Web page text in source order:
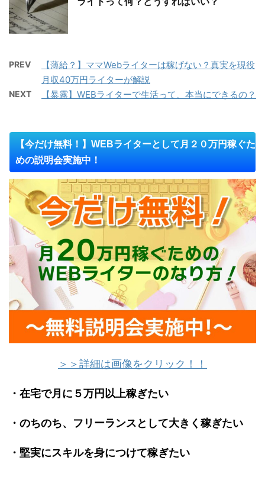
PREV
【薄給？】ママWebライターは稼げない？真実を現役
月収40万円ライターが解説
NEXT 【暴露】WEBライターで生活って、本当にできるの？
【今だけ無料！】WEBライターとして月２０万円稼ぐた
めの説明会実施中！
＞＞詳細は画像をクリック！！
・在宅で月に５万円以上稼ぎたい
・のちのち、フリーランスとして大きく稼ぎたい
・堅実にスキルを身につけて稼ぎたい